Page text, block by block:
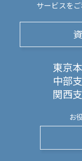
サービスを
東京
中部
関西
お